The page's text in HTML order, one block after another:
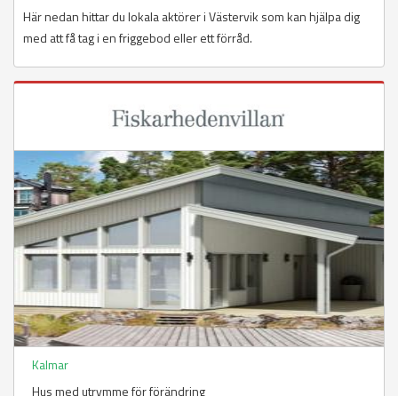
Här nedan hittar du lokala aktörer i Västervik som kan hjälpa dig
med att få tag i en friggebod eller ett förråd.
Kalmar
Hus med utrymme för förändring